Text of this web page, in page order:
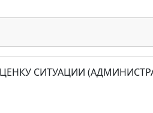
СИТУАЦИИ